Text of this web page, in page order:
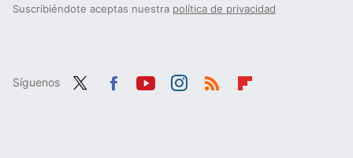
Suscribiéndote aceptas nuestra política de privacidad
Síguenos